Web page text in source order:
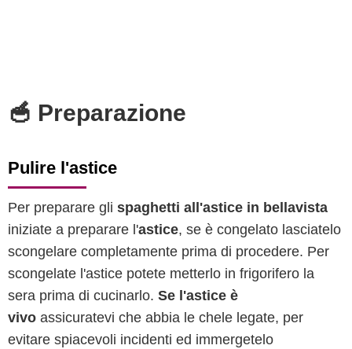
🥣 Preparazione
Pulire l'astice
Per preparare gli spaghetti all'astice in bellavista
iniziate a preparare l'astice, se è congelato lasciatelo
scongelare completamente prima di procedere. Per
scongelate l'astice potete metterlo in frigorifero la
sera prima di cucinarlo. Se l'astice è
vivo assicuratevi che abbia le chele legate, per
evitare spiacevoli incidenti ed immergetelo